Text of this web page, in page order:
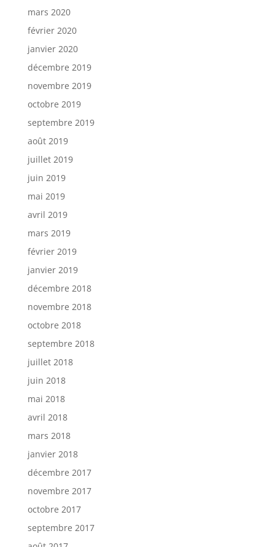
mars 2020
février 2020
janvier 2020
décembre 2019
novembre 2019
octobre 2019
septembre 2019
août 2019
juillet 2019
juin 2019
mai 2019
avril 2019
mars 2019
février 2019
janvier 2019
décembre 2018
novembre 2018
octobre 2018
septembre 2018
juillet 2018
juin 2018
mai 2018
avril 2018
mars 2018
janvier 2018
décembre 2017
novembre 2017
octobre 2017
septembre 2017